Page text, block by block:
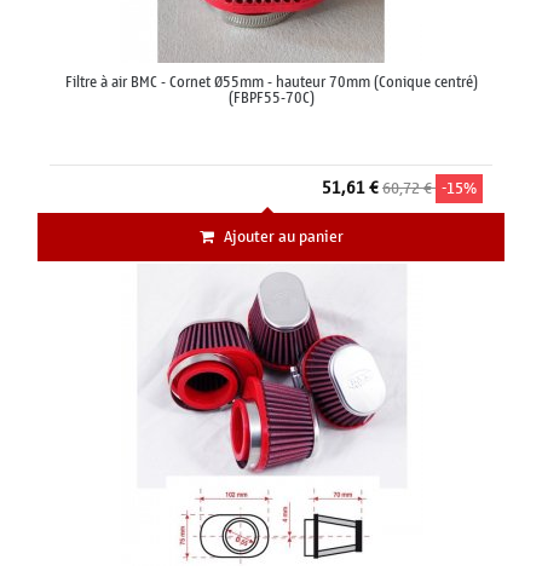
Filtre à air BMC - Cornet Ø55mm - hauteur 70mm (Conique centré)
(FBPF55-70C)
51,61 €60,72 € -15%
Ajouter au panier